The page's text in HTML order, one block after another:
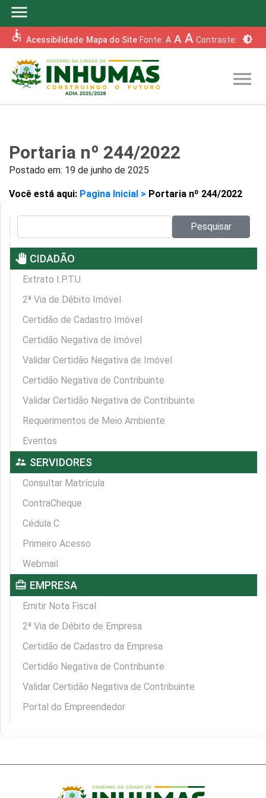
menu
accessible Acessibilidade Mapa do Site Fonte: A A A Contraste: brightness_6
menu
Portaria nº 244/2022
Postado em: 19 de junho de 2025
Você está aqui: Pagina Inicial > Portaria nº 244/2022
Pesquisar
pan_tool CIDADÃO
Extrato I.P.T.U
2ª Via de Débito Imóvel
Certidão de Cadastro Imóvel
Certidão Negativa de Imóvel
Validar Certidão Negativa de Imóvel
Certidão Negativa de Contribuinte
Validar Certidão Negativa de Contribuinte
Requerimentos de Meio Ambiente
Eventos
supervisor_account SERVIDORES
Consultar Matrícula
ContraCheque
Cédula C
Primeiro Acesso
Webmail
card_travel EMPRESA
Emitir Nota Fiscal
2ª Via de Débito de Empresa
Certidão de Cadastro da Empresa
Certidão Negativa de Contribuinte
Validar Certidão Negativa de Contribuinte
Portal do Empreendedor